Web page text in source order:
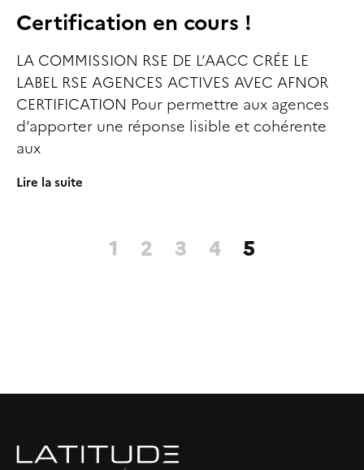
Certification en cours !
LA COMMISSION RSE DE L’AACC CRÉE LE
LABEL RSE AGENCES ACTIVES AVEC AFNOR
CERTIFICATION Pour permettre aux agences
d’apporter une réponse lisible et cohérente
aux
Lire la suite
1 2 3 4 5